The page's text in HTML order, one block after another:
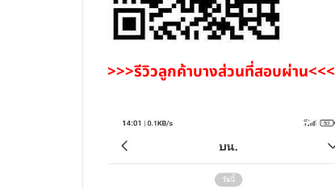
>>>รีวิวลูกค้าบางส่วนที่สอบผ่าน<<<